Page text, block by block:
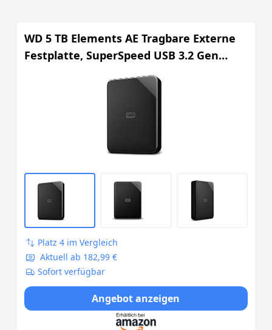
WD 5 TB Elements AE Tragbare Externe
Festplatte, SuperSpeed USB 3.2 Gen
1/USB 3.0, Plug-and-Play-Erweiterung,
Formatiert für Windows, Schwarz
Platz 4 im Vergleich
Aktuell ab 182,99 €
Sofort verfügbar
Angebot anzeigen